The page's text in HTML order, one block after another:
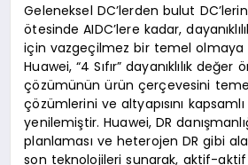
Geleneksel DC’lerden bulut
ötesinde AIDC’lere kadar,
için vazgeçilmez bir temel
Huawei, “4 Sıfır” dayanıklılık
çözümünün ürün çerçevesini
çözümlerini ve altyapısını
yenilemiştir. Huawei, DR
planlaması ve heterojen DR gibi
son teknolojileri sunarak, aktif-aktif